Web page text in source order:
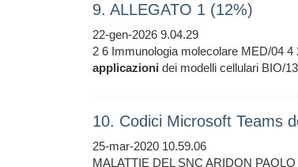
9. ALLEGATO 1 (12%)
22-gen-2026 9.04.29
2 6 Immunologia molecolare MED/04 4
applicazioni dei modelli cellulari BIO/
10. Codici Microsoft Teams
25-mar-2020 10.59.06
MALATTIE DEL SNC ARIDON